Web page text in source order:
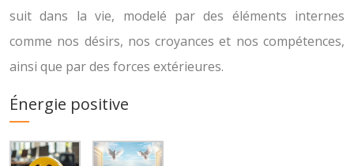
suit dans la vie, modelé par des éléments internes
comme nos désirs, nos croyances et nos compétences,
ainsi que par des forces extérieures.
Énergie positive